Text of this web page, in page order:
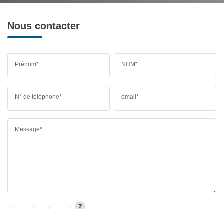
Nous contacter
Prénom* NOM*
N° de téléphone* email*
Message*